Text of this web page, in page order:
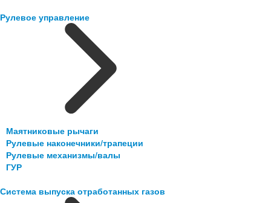
Рулевое управление
Маятниковые рычаги
Рулевые наконечники/трапеции
Рулевые механизмы/валы
ГУР
Система выпуска отработанных газов